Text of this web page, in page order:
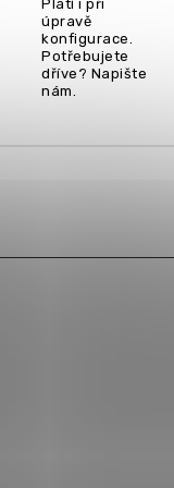
Platí i při
úpravě
konfigurace.
Potřebujete
dříve? Napište
nám.